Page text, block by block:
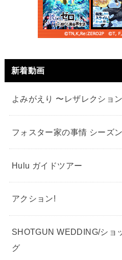
新着動画
よみがえり 〜レザレクショ
フォスター家の事情 シーズ
Hulu ガイドツアー
アクション!
SHOTGUN WEDDING/ショ
グ